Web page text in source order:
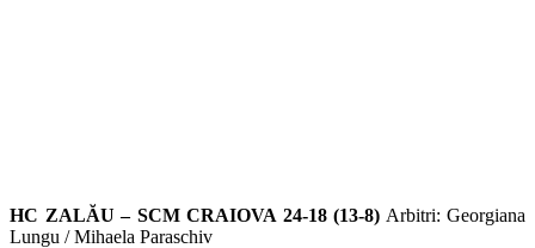
HC ZALĂU – SCM CRAIOVA 24-18 (13-8) Arbitri: Georgiana
Lungu / Mihaela Paraschiv